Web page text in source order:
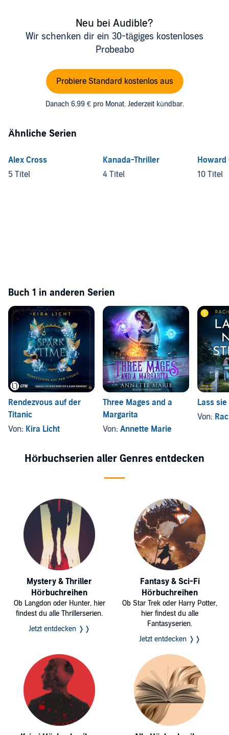
Neu bei Audible?
Wir schenken dir ein 30-tägiges kostenloses
Probeabo
Probiere Standard kostenlos aus
Danach 6,99 € pro Monat. Jederzeit kündbar.
Ähnliche Serien
Alex Cross
5 Titel
Kanada-Thriller
4 Titel
Howard
10 Titel
Buch 1 in anderen Serien
Rendezvous auf der
Titanic
Von: Kira Licht
Three Mages and a
Margarita
Von: Annette Marie
Lass
Von:
Hörbuchserien aller Genres entdecken
Mystery & Thriller
Hörbuchreihen
Ob Langdon oder Hunter, hier
findest du alle Thrillerserien.
Jetzt entdecken ❭❭
Fantasy & Sci-Fi
Hörbuchreihen
Ob Star Trek oder Harry Potter,
hier findest du alle
Fantasyserien.
Jetzt entdecken ❭❭